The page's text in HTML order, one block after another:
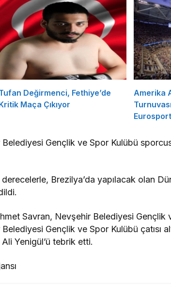
Değirmenci, Fethiye’de
Maça Çıkıyor
Amerika
Gençlik ve Spor Kulübü
Brezilya’da yapılacak olan
Savran, Nevşehir Belediyesi Gençlik
Gençlik ve Spor Kulübü çatısı
Yenigül’ü tebrik etti.